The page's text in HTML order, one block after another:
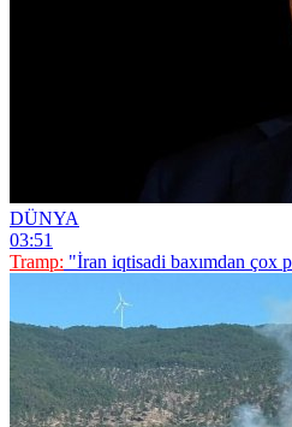
DÜNYA
03:51
Tramp: "İran iqtisadi baxımdan çox